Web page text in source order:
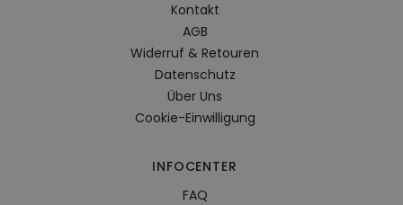
Kontakt
AGB
Widerruf & Retouren
Datenschutz
Über Uns
Cookie-Einwilligung
INFOCENTER
FAQ